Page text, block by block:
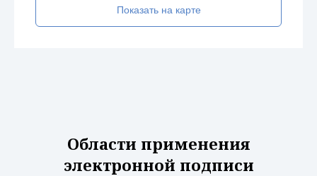
Показать на карте
Области применения
электронной подписи